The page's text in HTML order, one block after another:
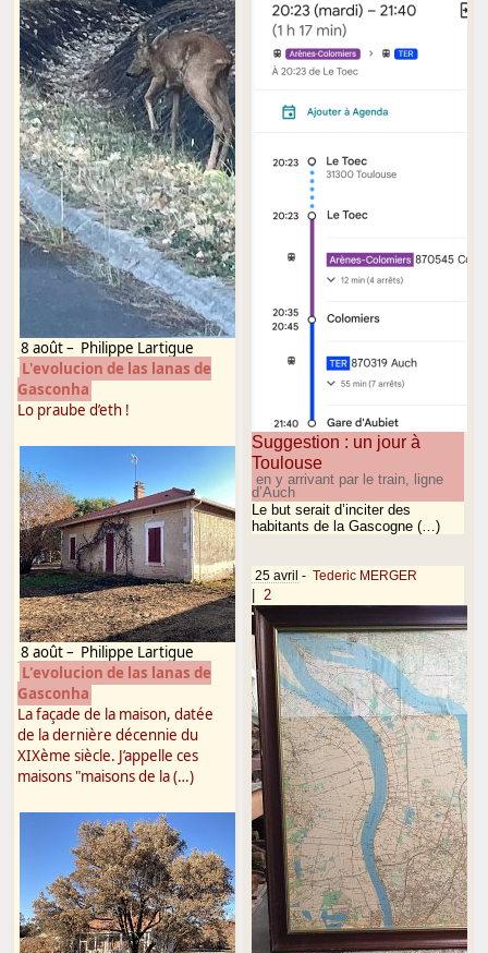
8 août– Philippe Lartigue
L'evolucion de las lanas de
Gasconha
Lo praube d’eth !
8 août– Philippe Lartigue
L'evolucion de las lanas de
Gasconha
La façade de la maison, datée
de la dernière décennie du
XIXème siècle. J’appelle ces
maisons "maisons de la (…)
Suggestion : un jour à
Toulouse
en y arrivant par le train, ligne
d’Auch
Le but serait d’inciter des
habitants de la Gascogne (…)
25 avril - Tederic MERGER
2